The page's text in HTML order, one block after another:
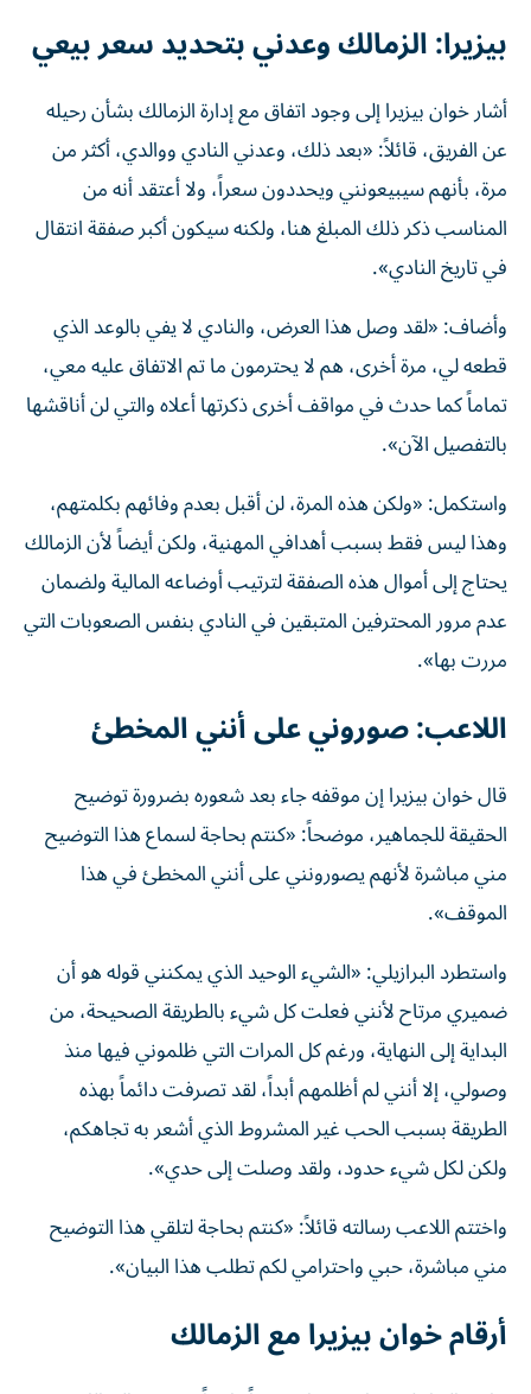
بيزيرا: الزمالك وعدني بتحديد سعر بيعي
أشار خوان بيزيرا إلى وجود اتفاق مع إدارة الزمالك بشأن رحيله
عن الفريق، قائلاً: «بعد ذلك، وعدني النادي ووالدي، أكثر من
مرة، بأنهم سيبيعونني ويحددون سعراً، ولا أعتقد أنه من
المناسب ذكر ذلك المبلغ هنا، ولكنه سيكون أكبر صفقة انتقال
في تاريخ النادي».
وأضاف: «لقد وصل هذا العرض، والنادي لا يفي بالوعد الذي
قطعه لي، مرة أخرى، هم لا يحترمون ما تم الاتفاق عليه معي،
تماماً كما حدث في مواقف أخرى ذكرتها أعلاه والتي لن أناقشها
بالتفصيل الآن».
واستكمل: «ولكن هذه المرة، لن أقبل بعدم وفائهم بكلمتهم،
وهذا ليس فقط بسبب أهدافي المهنية، ولكن أيضاً لأن الزمالك
يحتاج إلى أموال هذه الصفقة لترتيب أوضاعه المالية ولضمان
عدم مرور المحترفين المتبقين في النادي بنفس الصعوبات التي
مررت بها».
اللاعب: صوروني على أنني المخطئ
قال خوان بيزيرا إن موقفه جاء بعد شعوره بضرورة توضيح
الحقيقة للجماهير، موضحاً: «كنتم بحاجة لسماع هذا التوضيح
مني مباشرة لأنهم يصورونني على أنني المخطئ في هذا
الموقف».
واستطرد البرازيلي: «الشيء الوحيد الذي يمكنني قوله هو أن
ضميري مرتاح لأنني فعلت كل شيء بالطريقة الصحيحة، من
البداية إلى النهاية، ورغم كل المرات التي ظلموني فيها منذ
وصولي، إلا أنني لم أظلمهم أبداً، لقد تصرفت دائماً بهذه
الطريقة بسبب الحب غير المشروط الذي أشعر به تجاهكم،
ولكن لكل شيء حدود، ولقد وصلت إلى حدي».
واختتم اللاعب رسالته قائلاً: «كنتم بحاجة لتلقي هذا التوضيح
مني مباشرة، حبي واحترامي لكم تطلب هذا البيان».
أرقام خوان بيزيرا مع الزمالك